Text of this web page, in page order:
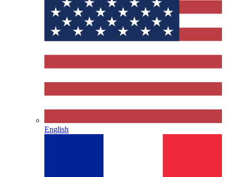
English